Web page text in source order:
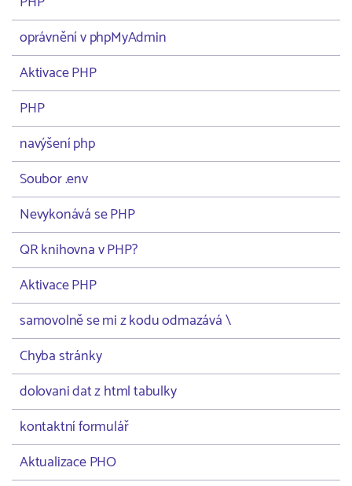
oprávnění v phpMyAdmin
Aktivace PHP
PHP
navýšení php
Soubor .env
Nevykonává se PHP
QR knihovna v PHP?
Aktivace PHP
samovolně se mi z kodu odmazává \
Chyba stránky
dolovani dat z html tabulky
kontaktní formulář
Aktualizace PHO